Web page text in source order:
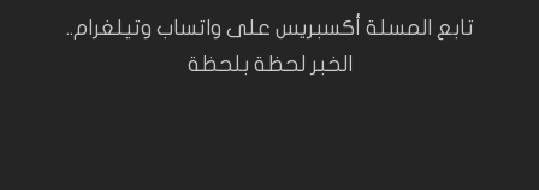
تابع المسلة أكسبريس على واتساب وتيلغرام..
الخبر لحظة بلحظة